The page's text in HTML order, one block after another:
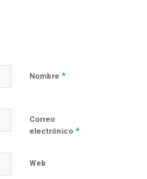
Nombre *
Correo
electrónico *
Web